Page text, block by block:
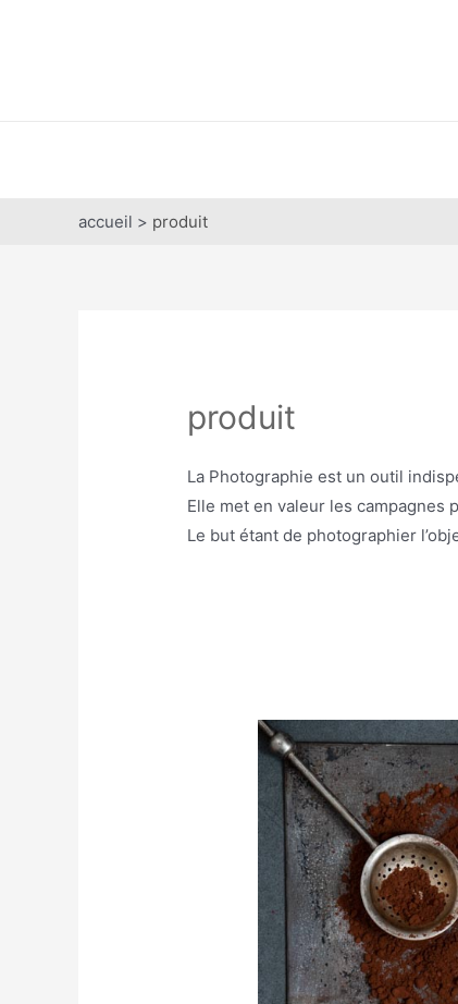
accueil > produit
produit
La Photographie est un outil
Elle met en valeur les
Le but étant de photographier